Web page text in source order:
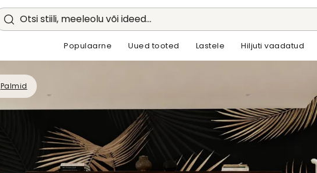
Otsi stiili, meeleolu või ideed...
Populaarne Uued tooted Lastele Hiljuti vaadatud
Palmid